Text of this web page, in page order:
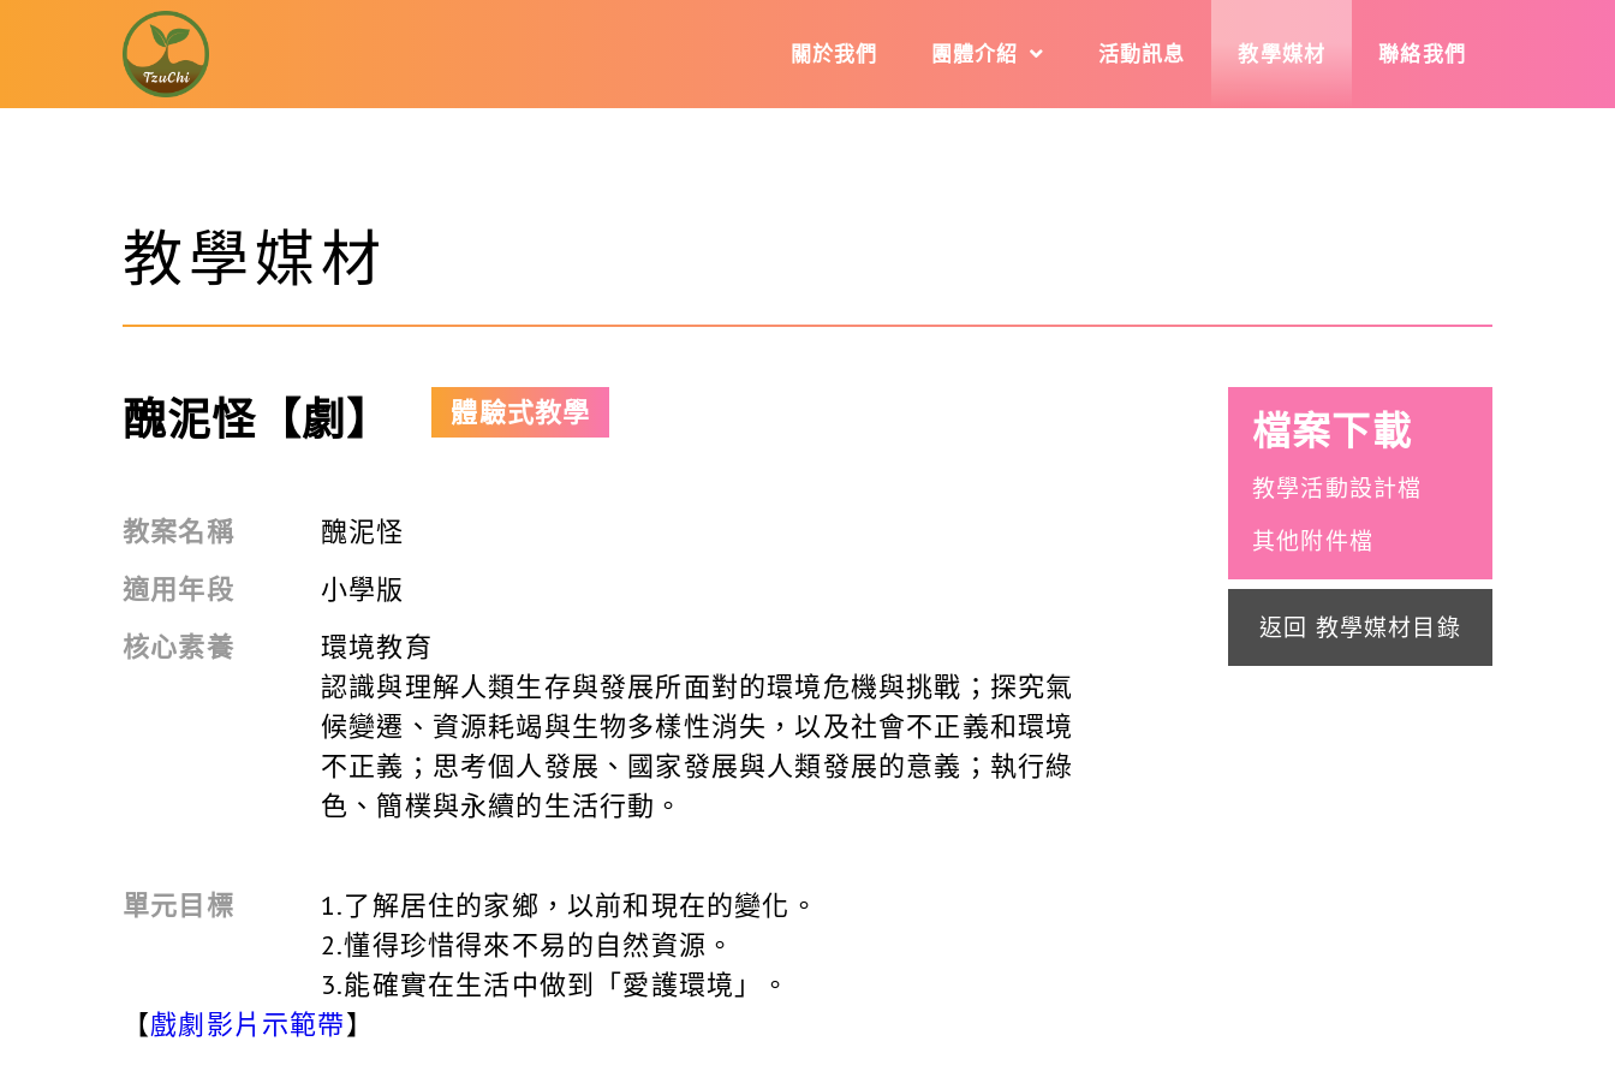
關於我們 團體介紹 活動訊息 教學媒材 聯絡我們
教學媒材
檔案下載
教學活動設計檔
其他附件檔
返回 教學媒材目錄
醜泥怪【劇】 體驗式教學
教案名稱
醜泥怪
適用年段
小學版
核心素養
環境教育
認識與理解人類生存與發展所面對的環境危機與挑戰；探究氣
候變遷、資源耗竭與生物多樣性消失，以及社會不正義和環境
不正義；思考個人發展、國家發展與人類發展的意義；執行綠
色、簡樸與永續的生活行動。
單元目標
1.了解居住的家鄉，以前和現在的變化。
2.懂得珍惜得來不易的自然資源。
3.能確實在生活中做到「愛護環境」。
【戲劇影片示範帶】